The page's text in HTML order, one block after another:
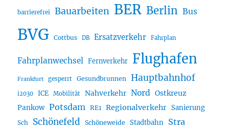
barrierefrei Bauarbeiten BER Berlin Bus
BVG Cottbus DB Ersatzverkehr Fahrplan
Fahrplanwechsel Fernverkehr Flughafen
Frankfurt gesperrt Gesundbrunnen Hauptbahnhof
i2030 ICE Mobilität Nahverkehr Nord Ostkreuz
Pankow Potsdam RE1 Regionalverkehr Sanierung
Sch Schönefeld Schöneweide Stadtbahn Stra